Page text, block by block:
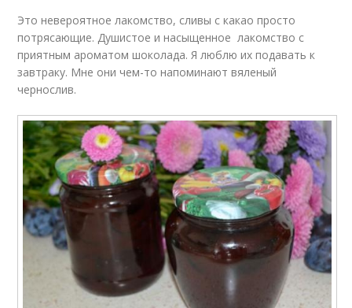
Это невероятное лакомство, сливы с какао просто
потрясающие. Душистое и насыщенное лакомство с
приятным ароматом шоколада. Я люблю их подавать к
завтраку. Мне они чем-то напоминают вяленый
чернослив.